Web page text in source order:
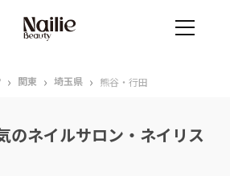
› 関東 › 埼玉県 › 熊谷・行田
のネイルサロン・ネイリス